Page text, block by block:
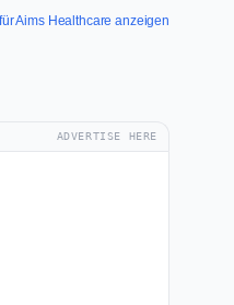
Aims Healthcare anzeigen
ADVERTISE HERE